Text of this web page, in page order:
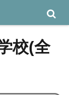
校(全